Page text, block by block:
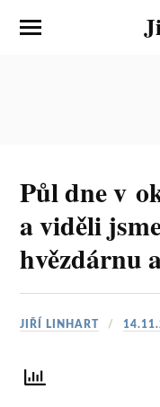
Půl dne v
a viděli
hvězdárnu
JIŘÍ LINHART